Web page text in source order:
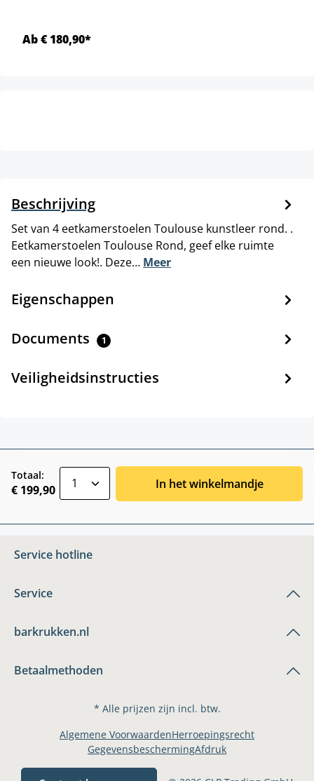
Ab € 180,90*
Beschrijving
Set van 4 eetkamerstoelen Toulouse kunstleer rond. .
Eetkamerstoelen Toulouse Rond, geef elke ruimte
een nieuwe look!. Deze… Meer
Eigenschappen
Documents 1
Veiligheidsinstructies
Totaal:
€ 199,90 In het winkelmandje
Service hotline
Service
barkrukken.nl
Betaalmethoden
* Alle prijzen zijn incl. btw.
Algemene VoorwaardenHerroepingsrecht
GegevensbeschermingAfdruk